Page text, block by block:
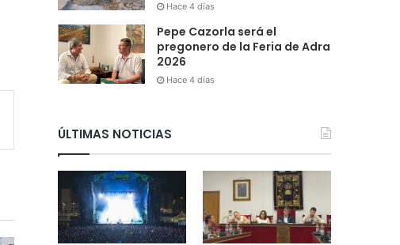
Hace 4 días
Pepe Cazorla será el
pregonero de la Feria de Adra
2026
Hace 4 días
ÚLTIMAS NOTICIAS